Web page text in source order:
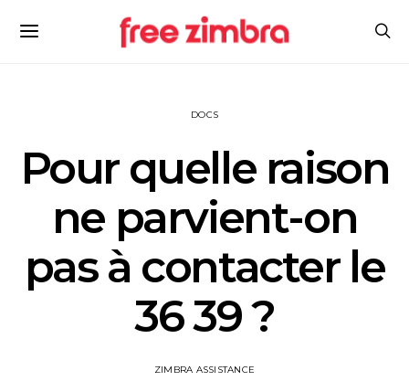
DOCS
Pour quelle raison
ne parvient-on
pas à contacter le
36 39 ?
ZIMBRA ASSISTANCE